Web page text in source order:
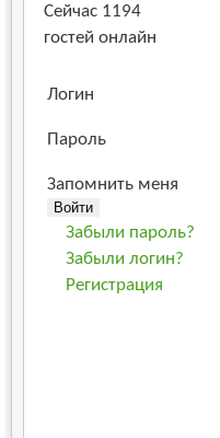
Сейчас 1194
гостей онлайн
Логин
Пароль
Запомнить меня
Забыли пароль?
Забыли логин?
Регистрация